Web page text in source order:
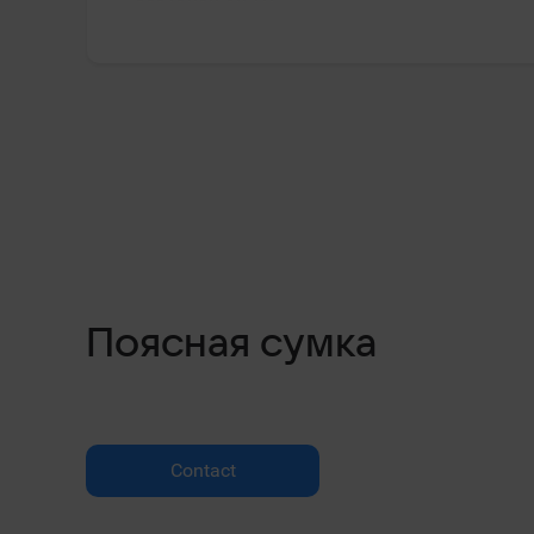
Поясная сумка
Contact